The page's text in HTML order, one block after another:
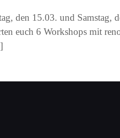
den 15.03. und Samstag,
euch 6 Workshops mit